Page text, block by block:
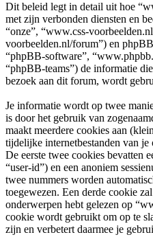
Dit beleid legt in detail uit hoe
met zijn verbonden diensten en
“onze”, “www.css-
voorbeelden.nl/forum”) en
“phpBB-software”,
“phpBB-teams”) de informatie
bezoek aan dit forum, wordt
Je informatie wordt op twee
is door het gebruik van
maakt meerdere cookies aan
tijdelijke internetbestanden van
De eerste twee cookies bevatten
“user-id”) en een anoniem
twee nummers worden
toegewezen. Een derde cookie
onderwerpen hebt gelezen op
cookie wordt gebruikt om op te
zijn en verbetert daarmee je